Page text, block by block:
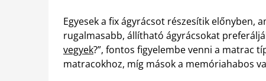
Egyesek a fix ágyrácsot részesítik előnyben,
rugalmasabb, állítható ágyrácsokat
vegyek?”, fontos figyelembe venni a matrac
matracokhoz, míg mások a memóriahabos